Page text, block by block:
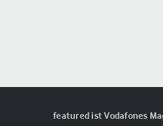
featured ist Vodafones